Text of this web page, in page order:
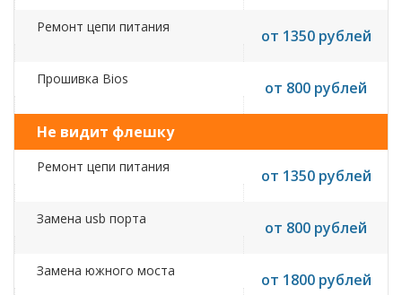
Ремонт цепи питания от 1350 рублей
Прошивка Bios от 800 рублей
Не видит флешку
Ремонт цепи питания от 1350 рублей
Замена usb порта от 800 рублей
Замена южного моста от 1800 рублей